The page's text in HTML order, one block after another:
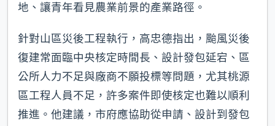
地、讓青年看見農業前景的產業路徑。
針對山區災後工程執行，高忠德指出，颱風災後
復建常面臨中央核定時間長、設計發包延宕、區
公所人力不足與廠商不願投標等問題，尤其桃源
區工程人員不足，許多案件即使核定也難以順利
推進。他建議，市府應協助從申請、設計到發包